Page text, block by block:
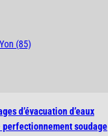
(85)
d’évacuation d’eaux
soudage